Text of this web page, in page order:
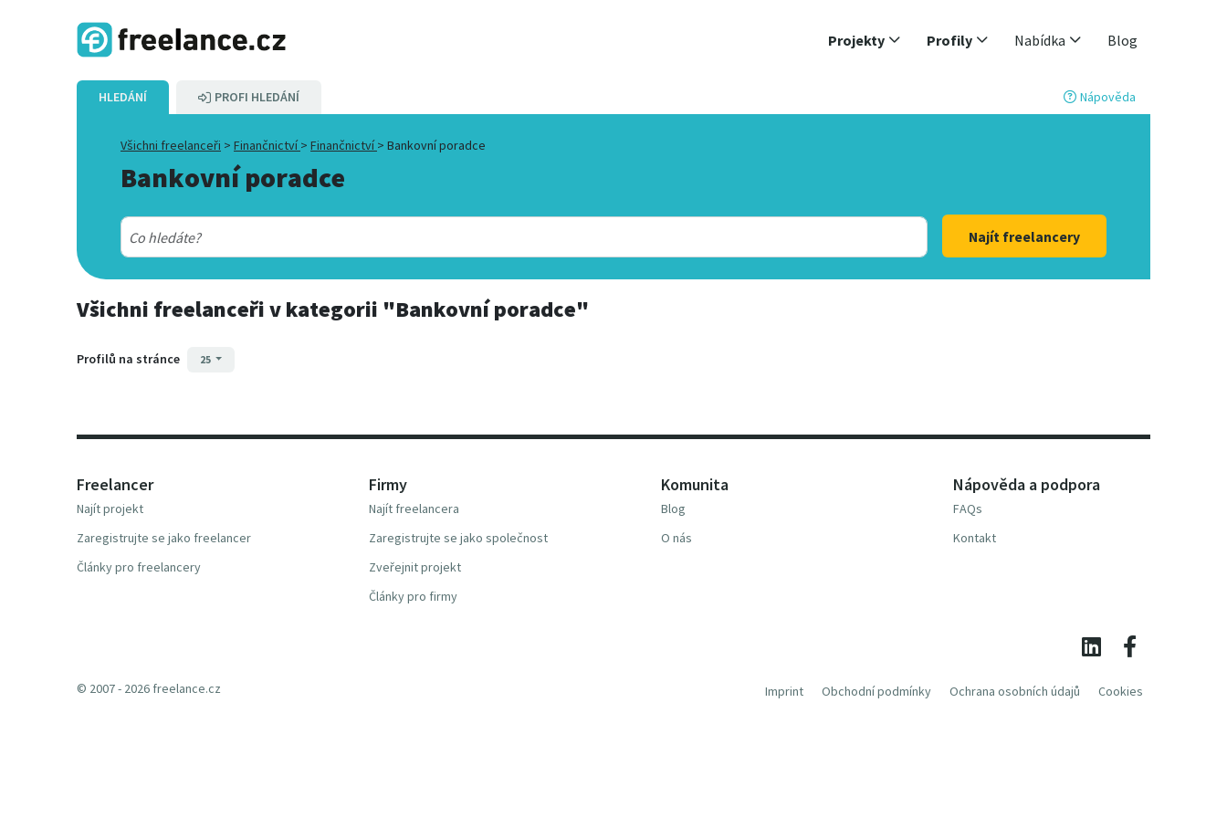
Projekty Profily Nabídka Blog
HLEDÁNÍ PROFI HLEDÁNÍ Nápověda
Všichni freelanceři > Finančnictví> Finančnictví> Bankovní poradce
Bankovní poradce
Najít freelancery
Všichni freelanceřiv kategorii "Bankovní poradce"
Profilů na stránce 25
Freelancer
Najít projekt
Zaregistrujte se jako freelancer
Články pro freelancery
Firmy
Najít freelancera
Zaregistrujte se jako společnost
Zveřejnit projekt
Články pro firmy
Komunita
Blog
O nás
Nápověda a podpora
FAQs
Kontakt
Imprint Obchodní podmínky Ochrana osobních údajů Cookies
© 2007 - 2026 freelance.cz